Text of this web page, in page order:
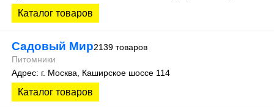
Каталог товаров
Садовый Мир2139 товаров
Питомники
Адрес: г. Москва, Каширское шоссе 114
Каталог товаров